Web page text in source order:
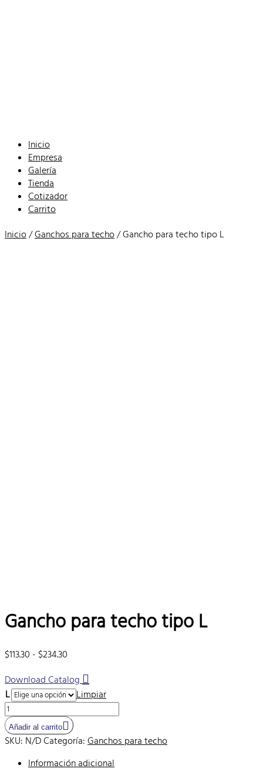
Inicio
Empresa
Galería
Tienda
Cotizador
Carrito
Inicio/Ganchos para techo/ Gancho para techo tipo L
Gancho para techo tipo L
$113.30 - $234.30
precios:
desde
$113.30
hasta
$234.30
Download Catalog
L
Limpiar
Gancho
para
techo
tipo
Añadir al carrito
SKU: N/DCategoría: Ganchos para techo
Información adicional